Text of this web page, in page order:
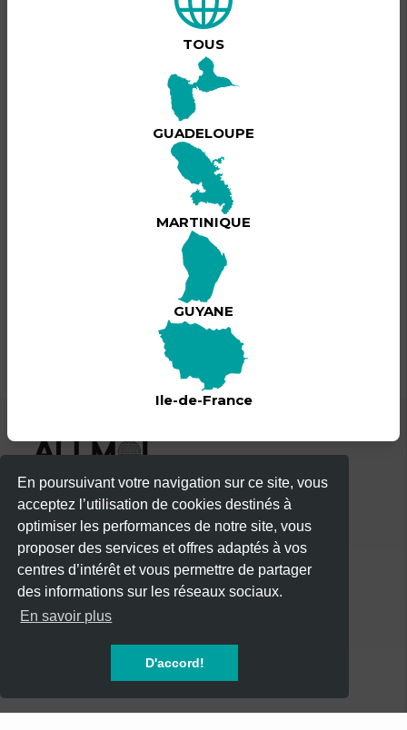
En poursuivant votre navigation sur ce site, vous
acceptez l’utilisation de cookies destinés à
optimiser les performances de notre site, vous
proposer des services et offres adaptés à vos
centres d’intérêt et vous permettre de partager
des informations sur les réseaux sociaux.
En savoir plus
D'accord!
CATÉGORIES
TOUS
GUADELOUPE
MARTINIQUE
GUYANE
Ile-de-France